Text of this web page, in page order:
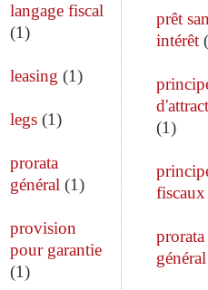
langage fiscal
(1)
leasing (1)
legs(1)
prorata
général (1)
provision
pour garantie
(1)
prêt
intérêt(
(1)
fiscaux
prorata
général